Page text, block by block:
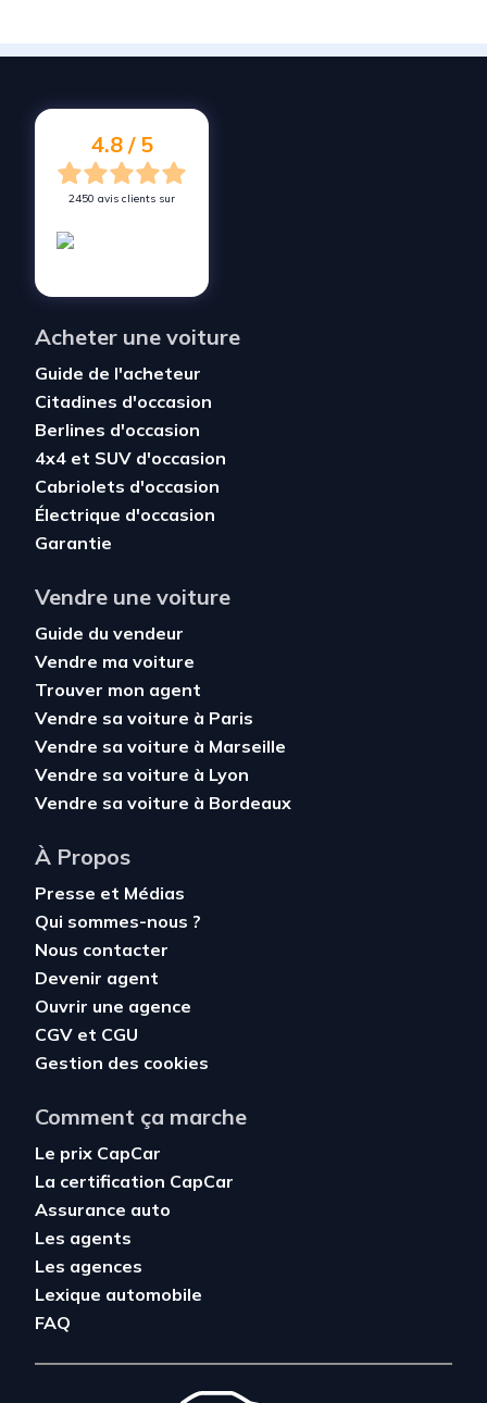
Vendez votre voiture à
4.8 / 5
2450 avis clients sur
Acheter une voiture
Guide de l'acheteur
Citadines d'occasion
Berlines d'occasion
4x4 et SUV d'occasion
Cabriolets d'occasion
Électrique d'occasion
Garantie
Vendre une voiture
Guide du vendeur
Vendre ma voiture
Trouver mon agent
Vendre sa voiture à Paris
Vendre sa voiture à Marseille
Vendre sa voiture à Lyon
Vendre sa voiture à Bordeaux
À Propos
Presse et Médias
Qui sommes-nous ?
Nous contacter
Devenir agent
Ouvrir une agence
CGV et CGU
Gestion des cookies
Comment ça marche
Le prix CapCar
La certification CapCar
Assurance auto
Les agents
Les agences
Lexique automobile
FAQ